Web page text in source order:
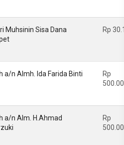
Muhsinin Sisa Dana
Rp
a/n Almh. Ida Farida Binti
Rp
a/n Alm. H.Ahmad
Rp